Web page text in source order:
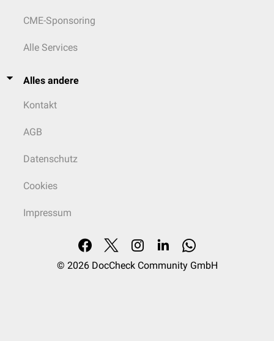
CME-Sponsoring
Alle Services
Alles andere
Kontakt
AGB
Datenschutz
Cookies
Impressum
© 2026 DocCheck Community GmbH